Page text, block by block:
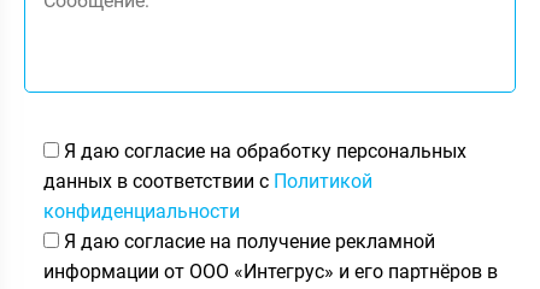
Я даю согласие на обработку персональных
данных в соответствии с Политикой
конфиденциальности
Я даю согласие на получение рекламной
информации от ООО «Интегрус» и его партнёров в